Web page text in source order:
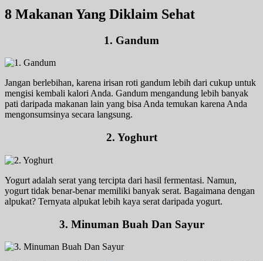
8 Makanan Yang Diklaim Sehat
1. Gandum
Jangan berlebihan, karena irisan roti gandum lebih dari cukup untuk
mengisi kembali kalori Anda. Gandum mengandung lebih banyak
pati daripada makanan lain yang bisa Anda temukan karena Anda
mengonsumsinya secara langsung.
2. Yoghurt
Yogurt adalah serat yang tercipta dari hasil fermentasi. Namun,
yogurt tidak benar-benar memiliki banyak serat. Bagaimana dengan
alpukat? Ternyata alpukat lebih kaya serat daripada yogurt.
3. Minuman Buah Dan Sayur